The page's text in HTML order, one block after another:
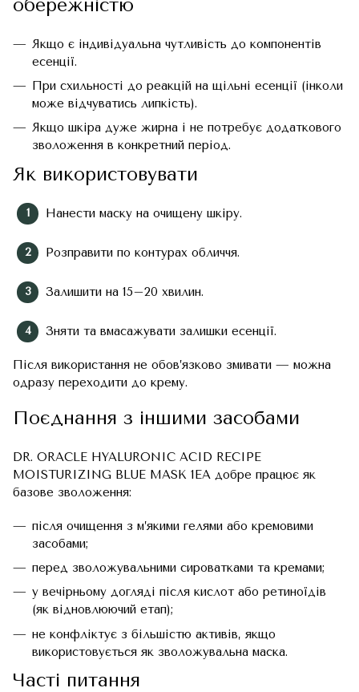
обережністю
Якщо є індивідуальна чутливість до компонентів
есенції.
При схильності до реакцій на щільні есенції (інколи
може відчуватись липкість).
Якщо шкіра дуже жирна і не потребує додаткового
зволоження в конкретний період.
Як використовувати
Нанести маску на очищену шкіру.
Розправити по контурах обличчя.
Залишити на 15–20 хвилин.
Зняти та вмасажувати залишки есенції.
Після використання не обов’язково змивати — можна
одразу переходити до крему.
Поєднання з іншими засобами
DR. ORACLE HYALURONIC ACID RECIPE
MOISTURIZING BLUE MASK 1EA добре працює як
базове зволоження:
після очищення з м’якими гелями або кремовими
засобами;
перед зволожувальними сироватками та кремами;
у вечірньому догляді після кислот або ретиноїдів
(як відновлюючий етап);
не конфліктує з більшістю активів, якщо
використовується як зволожувальна маска.
Часті питання